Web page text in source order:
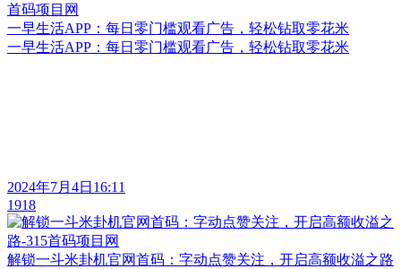
一早生活APP：每日零门槛观看广告，轻松钻取零花米
一早生活APP：每日零门槛观看广告，轻松钻取零花米
2024年7月4日16:11
1918
解锁一斗米卦机官网首码：字动点赞关注，开启高额收溢之路